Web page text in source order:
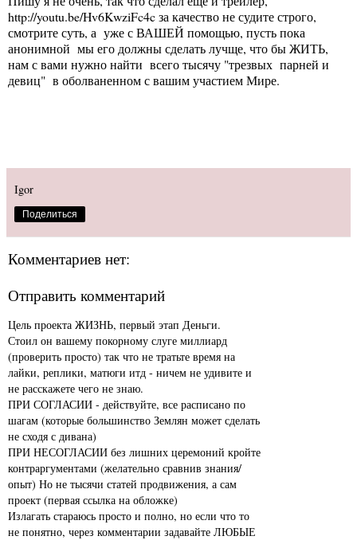
http://youtu.be/Hv6KwziFc4cза качество не судите строго,
смотрите суть, а уже с ВАШЕЙ помощью, пусть пока
анонимной мы его должны сделать лучще, что бы ЖИТЬ,
нам с вами нужно найти всего тысячу "трезвых парней и
девиц" в оболваненном с вашим участием Мире.
Igor
Поделиться
Комментариев нет:
Отправить комментарий
Цель проекта ЖИЗНЬ, первый этап Деньги.
Стоил он вашему покорному слуге миллиард
(проверить просто) так что не тратьте время на
лайки, реплики, матюги итд - ничем не удивите и
не расскажете чего не знаю.
ПРИ СОГЛАСИИ - действуйте, все расписано по
шагам (которые большинство Землян может сделать
не сходя с дивана)
ПРИ НЕСОГЛАСИИ без лишних церемоний кройте
контраргументами (желательно сравнив знания/
опыт) Но не тысячи статей продвижения, а сам
проект (первая ссылка на обложке)
Излагать стараюсь просто и полно, но если что то
не понятно, через комментарии задавайте ЛЮБЫЕ